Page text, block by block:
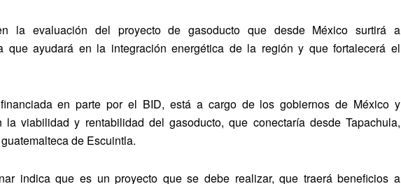
la evaluación del proyecto de gasoducto que desde México surtirá a
que ayudará en la integración energética de la región y que fortalecerá el
en parte por el BID, está a cargo de los gobiernos de México y
la viabilidad y rentabilidad del gasoducto, que conectaría desde Tapachula,
de Escuintla.
indica que es un proyecto que se debe realizar, que traerá beneficios a